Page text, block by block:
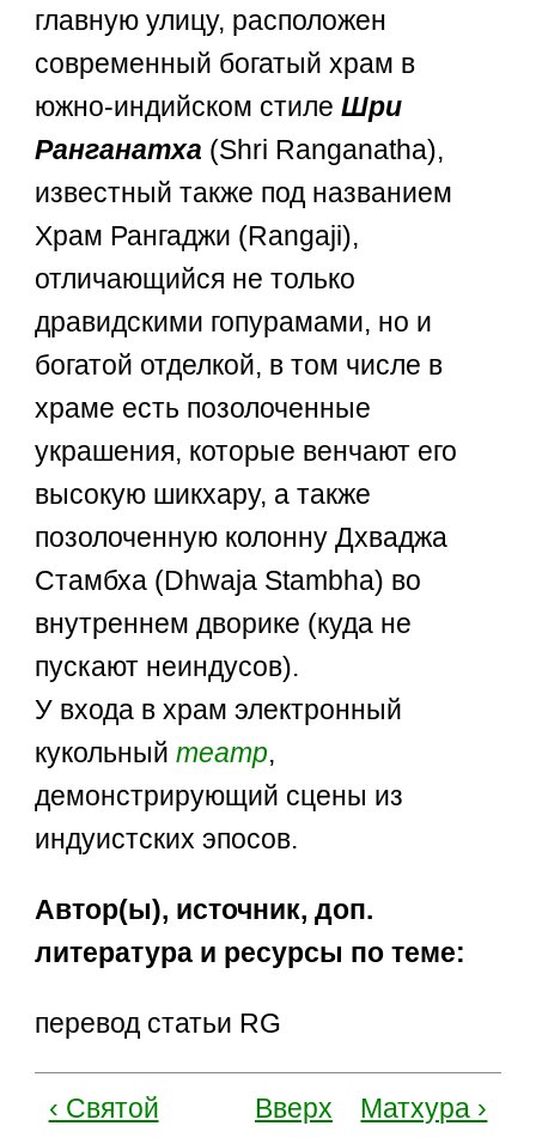
главную улицу, расположен
современный богатый храм в
южно-индийском стилеШри
Ранганатха (Shri Ranganatha),
известный также под названием
Храм Рангаджи (Rangaji),
отличающийся не только
дравидскими гопурамами, но и
богатой отделкой, в том числе в
храме есть позолоченные
украшения, которые венчают его
высокую шикхару, а также
позолоченную колонну Дхваджа
Стамбха (Dhwaja Stambha) во
внутреннем дворике (куда не
пускают неиндусов).
У входа в храм электронный
кукольныйтеатр,
демонстрирующий сцены из
индуистских эпосов.
Автор(ы), источник, доп.
литература и ресурсы по теме:
перевод статьи RG
‹ Святой
Вверх Матхура ›